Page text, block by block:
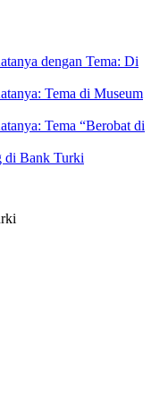
dengan Tema: Di
Tema di Museum
Tema “Berobat di
di Bank Turki